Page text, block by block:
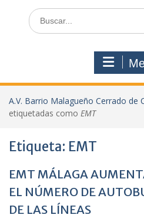
Buscar:
A.V. Barrio Malagueño Cerrado de
etiquetadas como EMT
Etiqueta: EMT
EMT MÁLAGA
EL NÚMERO DE
DE LAS LÍNEAS